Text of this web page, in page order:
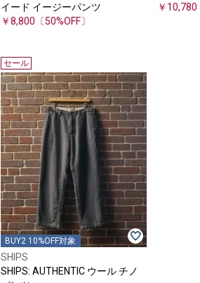
イード イージーパンツ
￥8,800 〔50%OFF〕
￥10,780
セール
BUY2 10%OFF対象
SHIPS
SHIPS: AUTHENTIC ウール チノ